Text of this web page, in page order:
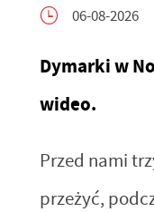
06-08-2026
Dymarki w
wideo.
Przed nami
przeżyć,